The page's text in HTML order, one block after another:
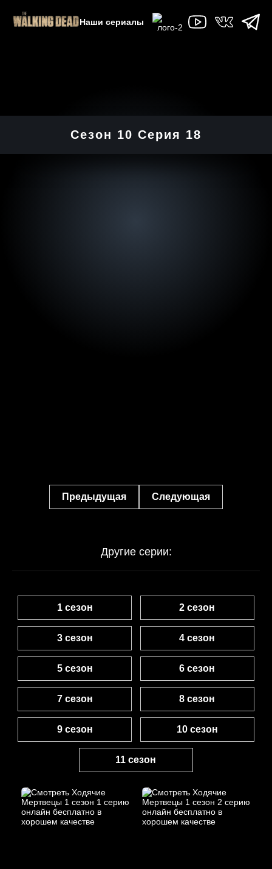
Наши сериалы
Сезон 10 Серия 18
Предыдущая Следующая
Другие серии:
1 сезон 2 сезон
3 сезон 4 сезон
5 сезон 6 сезон
7 сезон 8 сезон
9 сезон 10 сезон
11 сезон